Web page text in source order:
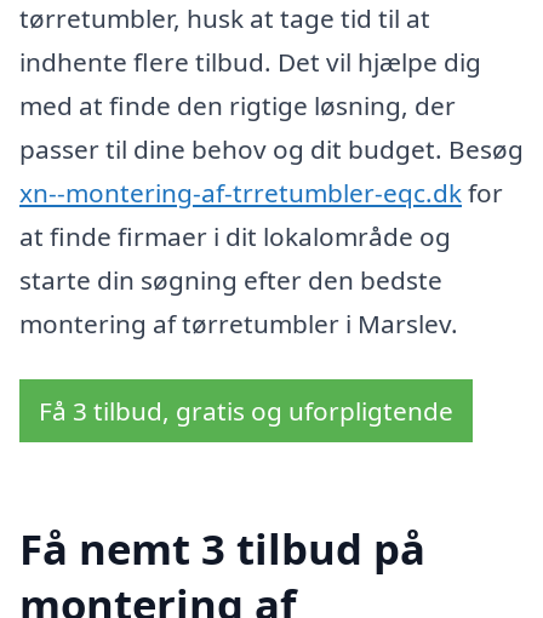
tørretumbler, husk at tage tid til at
indhente flere tilbud. Det vil hjælpe dig
med at finde den rigtige løsning, der
passer til dine behov og dit budget. Besøg
xn--montering-af-trretumbler-eqc.dkfor
at finde firmaer i dit lokalområde og
starte din søgning efter den bedste
montering af tørretumbler i Marslev.
Få 3 tilbud, gratis og uforpligtende
Få nemt 3 tilbud på
montering af